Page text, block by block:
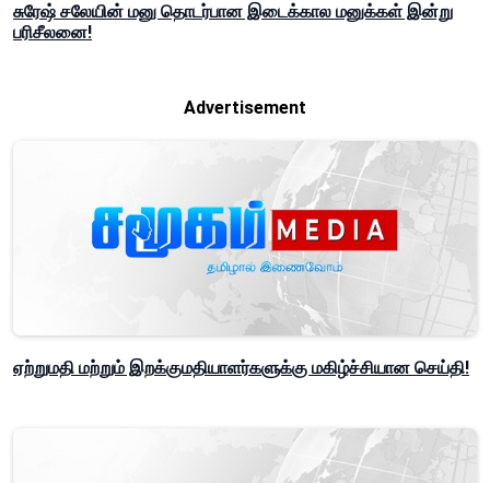
சுரேஷ் சலேயின் மனு தொடர்பான இடைக்கால மனுக்கள் இன்று
பரிசீலனை!
Advertisement
ஏற்றுமதி மற்றும் இறக்குமதியாளர்களுக்கு மகிழ்ச்சியான செய்தி!